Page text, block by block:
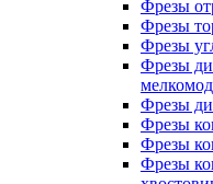
Фрезы
Фрезы
Фрезы
Фрезы
Фрезы
Фрезы
Фрезы
Фрезы